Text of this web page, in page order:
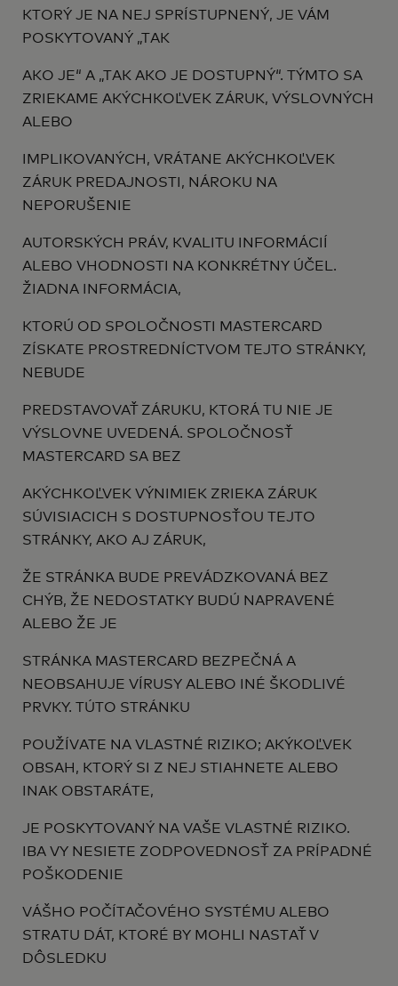
KTORÝ JE NA NEJ SPRÍSTUPNENÝ, JE VÁM
POSKYTOVANÝ „TAK
AKO JE“ A „TAK AKO JE DOSTUPNÝ“. TÝMTO SA
ZRIEKAME AKÝCHKOĽVEK ZÁRUK, VÝSLOVNÝCH
ALEBO
IMPLIKOVANÝCH, VRÁTANE AKÝCHKOĽVEK
ZÁRUK PREDAJNOSTI, NÁROKU NA
NEPORUŠENIE
AUTORSKÝCH PRÁV, KVALITU INFORMÁCIÍ
ALEBO VHODNOSTI NA KONKRÉTNY ÚČEL.
ŽIADNA INFORMÁCIA,
KTORÚ OD SPOLOČNOSTI MASTERCARD
ZÍSKATE PROSTREDNÍCTVOM TEJTO STRÁNKY,
NEBUDE
PREDSTAVOVAŤ ZÁRUKU, KTORÁ TU NIE JE
VÝSLOVNE UVEDENÁ. SPOLOČNOSŤ
MASTERCARD SA BEZ
AKÝCHKOĽVEK VÝNIMIEK ZRIEKA ZÁRUK
SÚVISIACICH S DOSTUPNOSŤOU TEJTO
STRÁNKY, AKO AJ ZÁRUK,
ŽE STRÁNKA BUDE PREVÁDZKOVANÁ BEZ
CHÝB, ŽE NEDOSTATKY BUDÚ NAPRAVENÉ
ALEBO ŽE JE
STRÁNKA MASTERCARD BEZPEČNÁ A
NEOBSAHUJE VÍRUSY ALEBO INÉ ŠKODLIVÉ
PRVKY. TÚTO STRÁNKU
POUŽÍVATE NA VLASTNÉ RIZIKO; AKÝKOĽVEK
OBSAH, KTORÝ SI Z NEJ STIAHNETE ALEBO
INAK OBSTARÁTE,
JE POSKYTOVANÝ NA VAŠE VLASTNÉ RIZIKO.
IBA VY NESIETE ZODPOVEDNOSŤ ZA PRÍPADNÉ
POŠKODENIE
VÁŠHO POČÍTAČOVÉHO SYSTÉMU ALEBO
STRATU DÁT, KTORÉ BY MOHLI NASTAŤ V
DÔSLEDKU